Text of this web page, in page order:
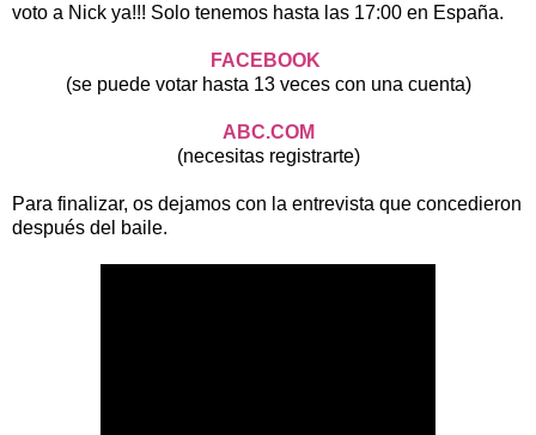
voto a Nick ya!!! Solo tenemos hasta las 17:00 en España.
FACEBOOK
(se puede votar hasta 13 veces con una cuenta)
ABC.COM
(necesitas registrarte)
Para finalizar, os dejamos con la entrevista que concedieron
después del baile.